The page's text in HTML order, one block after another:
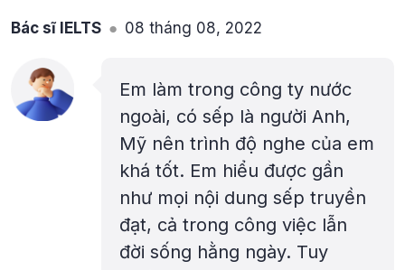
Bác sĩ IELTS 08 tháng 08, 2022
Em làm trong công ty nước
ngoài, có sếp là người Anh,
Mỹ nên trình độ nghe của em
khá tốt. Em hiểu được gần
như mọi nội dung sếp truyền
đạt, cả trong công việc lẫn
đời sống hằng ngày. Tuy